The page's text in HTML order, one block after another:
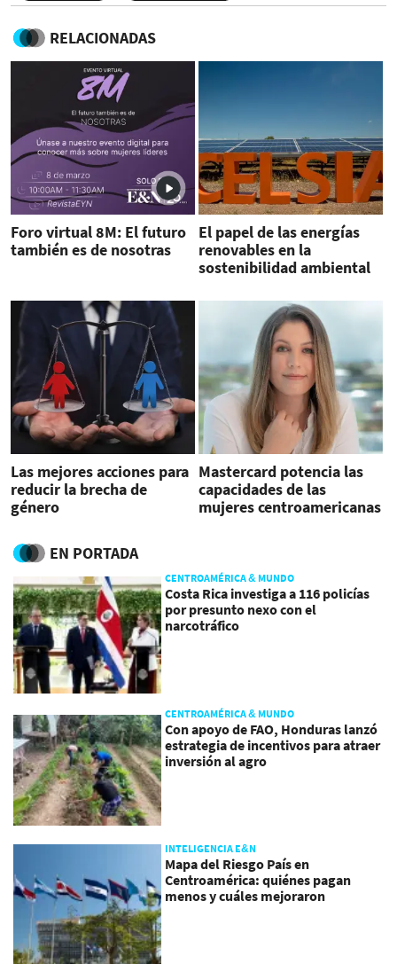
RELACIONADAS
Foro virtual 8M: El futuro
también es de nosotras
El papel de las energías
renovables en la
sostenibilidad ambiental
Las mejores acciones para
reducir la brecha de
género
Mastercard potencia las
capacidades de las
mujeres centroamericanas
EN PORTADA
CENTROAMÉRICA & MUNDO
Costa Rica investiga a 116 policías
por presunto nexo con el
narcotráfico
CENTROAMÉRICA & MUNDO
Con apoyo de FAO, Honduras lanzó
estrategia de incentivos para atraer
inversión al agro
INTELIGENCIA E&N
Mapa del Riesgo País en
Centroamérica: quiénes pagan
menos y cuáles mejoraron